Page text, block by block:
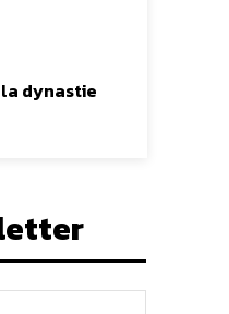
la dynastie